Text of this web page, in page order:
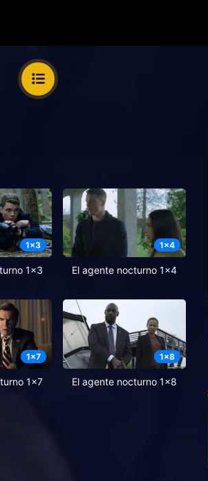
1x3
1x3
1x4
El agente nocturno 1x4
1x7
1x7
1x8
El agente nocturno 1x8